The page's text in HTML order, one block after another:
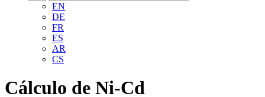
EN
DE
FR
ES
AR
CS
Cálculo de Ni-Cd